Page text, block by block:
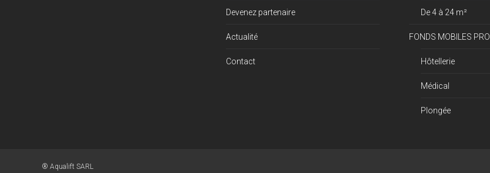
Devenez partenaire
Actualité
Contact
De 4 à 24 m²
FONDS MOBILES PRO
Hôtellerie
Médical
Plongée
® Aqualift SARL